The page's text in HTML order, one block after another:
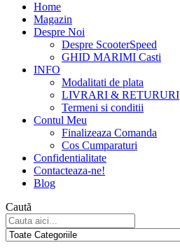
Home
Magazin
Despre Noi
Despre ScooterSpeed
GHID MARIMI Casti
INFO
Modalitati de plata
LIVRARI & RETURURI
Termeni si conditii
Contul Meu
Finalizeaza Comanda
Cos Cumparaturi
Confidentialitate
Contacteaza-ne!
Blog
Caută